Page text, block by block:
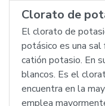
Clorato de
El clorato de
potásico es una
catión potasio. En
blancos. Es el
encuentra en la
emplea